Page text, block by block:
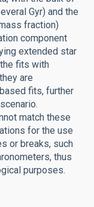
Gyr) and the
fraction)
component
extended star
fits with
are
fits, further
match these
for the use
or breaks, such
thus
purposes.